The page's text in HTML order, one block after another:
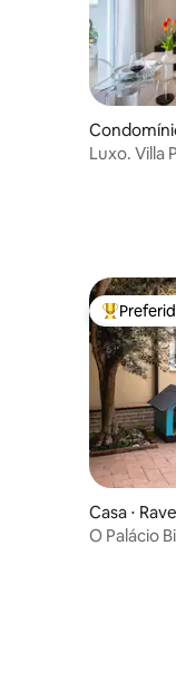
Luxo. Villa
Entre os
Casa ⋅
O Palácio